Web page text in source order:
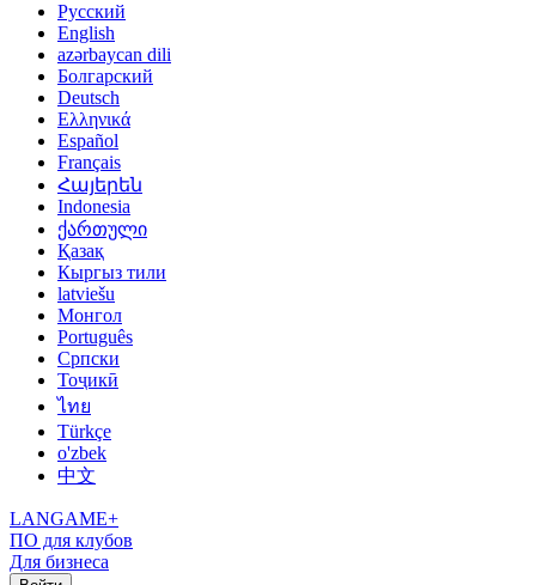
Русский
English
azərbaycan dili
Болгарский
Deutsch
Ελληνικά
Español
Français
Հայերեն
Indonesia
ქართული
Қазақ
Кыргыз тили
latviešu
Монгол
Português
Српски
Тоҷикӣ
ไทย
Türkçe
o'zbek
中文
LANGAME+
ПО для клубов
Для бизнеса